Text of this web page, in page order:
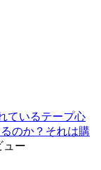
ているテープ心
のか？それは購
ュー